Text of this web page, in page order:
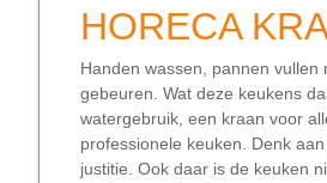
HORECA
Handen wassen, pannen
gebeuren. Wat deze keukens
watergebruik, een kraan voor
professionele keuken. Denk
justitie. Ook daar is de keuken